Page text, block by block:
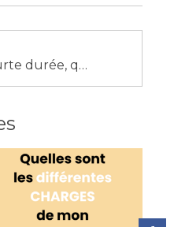
La location courte durée, quelles sont vos charges?